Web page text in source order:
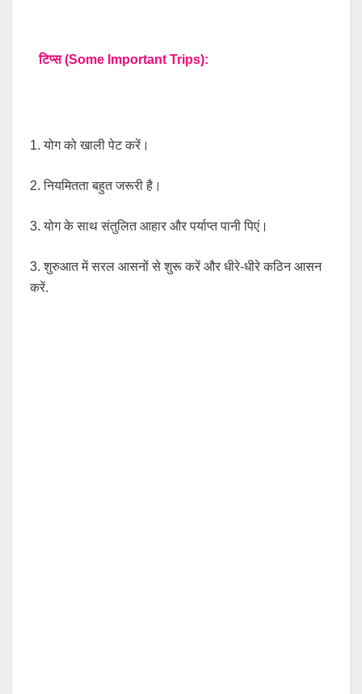
टिप्स (Some Important Trips):
1. योग को खाली पेट करें।
2. नियमितता बहुत जरूरी है।
3. योग के साथ संतुलित आहार और पर्याप्त पानी पिएं।
3. शुरुआत में सरल आसनों से शुरू करें और धीरे-धीरे कठिन आसन
करें.